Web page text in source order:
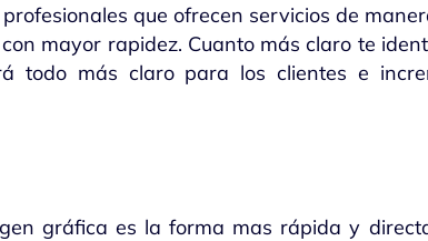
que ofrecen servicios de
mayor rapidez. Cuanto más claro te
todo más claro para los clientes e
gráfica es la forma mas rápida y